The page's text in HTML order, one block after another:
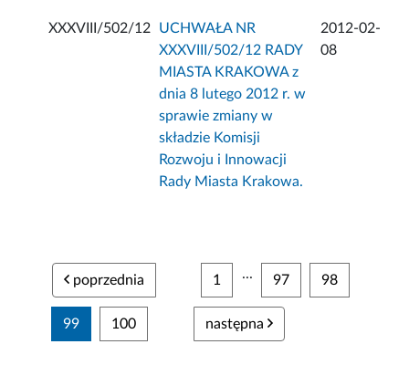
XXXVIII/502/12
UCHWAŁA NR
XXXVIII/502/12 RADY
MIASTA KRAKOWA z
dnia 8 lutego 2012 r. w
sprawie zmiany w
składzie Komisji
Rozwoju i Innowacji
Rady Miasta Krakowa.
2012-02-
08
poprzednia 1 ... 97 98
99 100 następna